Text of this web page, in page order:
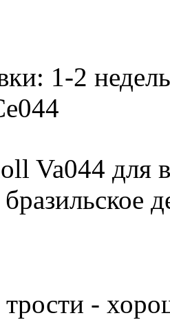
1-2 недель
Va044 для
-